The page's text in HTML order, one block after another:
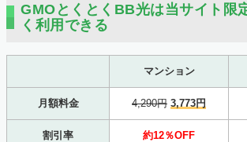
GMOとくとくBB光は当サイト限
く利用できる
マンション
月額料金 4,290円 3,773円
割引率 約12％OFF